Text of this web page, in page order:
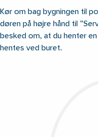
Kør om bag bygningen til
døren på højre hånd til
besked om, at du henter
hentes ved buret.